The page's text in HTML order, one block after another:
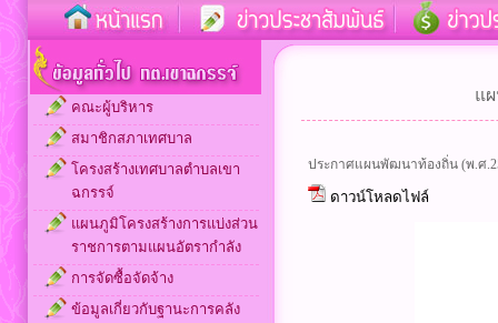
คณะผู้บริหาร
สมาชิกสภาเทศบาล
โครงสร้างเทศบาลตำบลเขา
ฉกรรจ์
แผนภูมิโครงสร้างการแบ่งส่วน
ราชการตามแผนอัตรากำลัง
การจัดซื้อจัดจ้าง
ข้อมูลเกี่ยวกับฐานะการคลัง
แ
ประกาศแผนพัฒนาท้องถิ่น (พ.ศ
ดาวน์โหลดไฟล์